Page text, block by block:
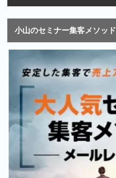
小山のセミナー集客メソッド